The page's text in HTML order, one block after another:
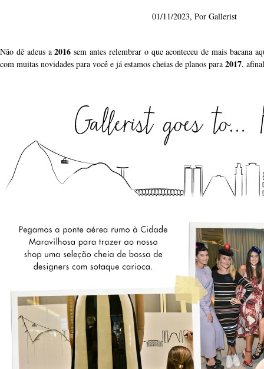
01/11/2023, Por Gallerist
Não dê adeus a2016 sem antes relembrar o que aconteceu de mais bacana
com muitas novidades para você e já estamos cheias de planos para 2017,